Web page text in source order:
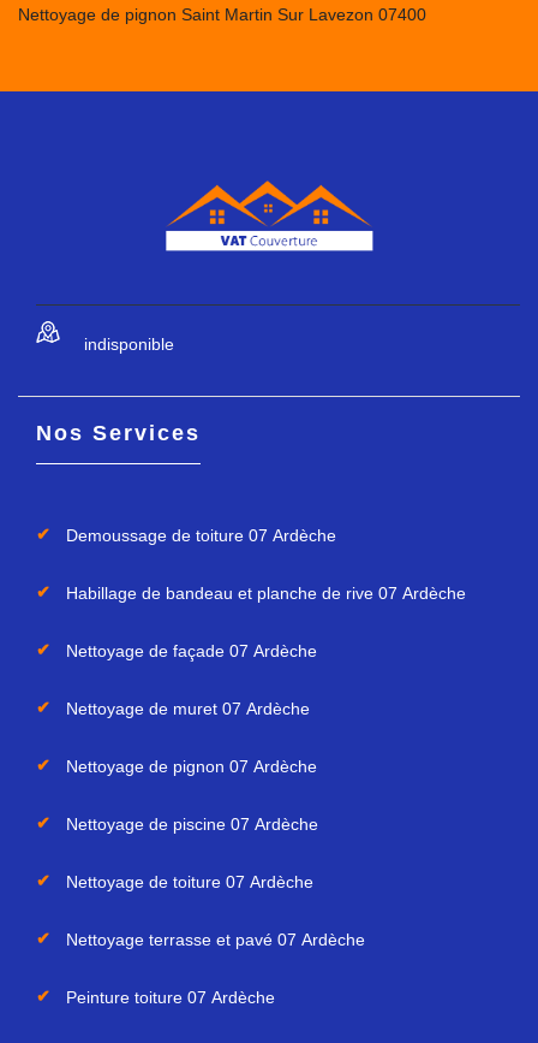
Nettoyage de pignon Saint Martin Sur Lavezon 07400
indisponible
Nos Services
Demoussage de toiture 07 Ardèche
Habillage de bandeau et planche de rive 07 Ardèche
Nettoyage de façade 07 Ardèche
Nettoyage de muret 07 Ardèche
Nettoyage de pignon 07 Ardèche
Nettoyage de piscine 07 Ardèche
Nettoyage de toiture 07 Ardèche
Nettoyage terrasse et pavé 07 Ardèche
Peinture toiture 07 Ardèche